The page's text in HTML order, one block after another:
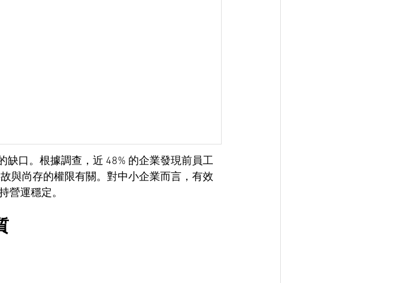
口。根據調查，近 48% 的企業發現前員工
與尚存的權限有關。對中小企業而言，有效
營運穩定。